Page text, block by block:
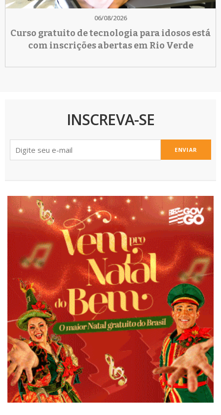
06/08/2026
Curso gratuito de tecnologia para idosos está
com inscrições abertas em Rio Verde
INSCREVA-SE
ENVIAR